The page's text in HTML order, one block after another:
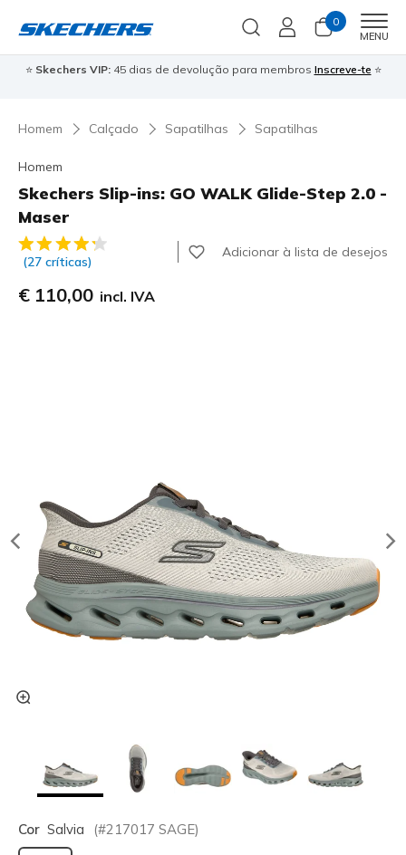
0
MENU
⭐ Skechers VIP:45 dias de devolução para membros Inscreve-te ⭐
Homem Calçado Sapatilhas Sapatilhas
Homem
Skechers Slip-ins: GO WALK Glide-Step 2.0 -
Maser
5 de 5 – Classificação do cliente
(27 críticas)
Adicionar à lista de desejos
€ 110,00 incl. IVA
Cor Salvia (#217017 SAGE)